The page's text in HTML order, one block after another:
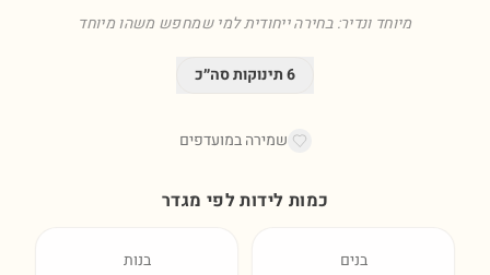
מיוחד ונדיר: בחירה ייחודית למי שמחפש משהו מיוחד
6תינוקות סה״כ
שמירה במועדפים
כמות לידות לפי מגדר
בנים בנות